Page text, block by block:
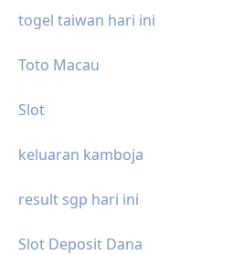
togel taiwan hari ini
Toto Macau
Slot
keluaran kamboja
result sgp hari ini
Slot Deposit Dana